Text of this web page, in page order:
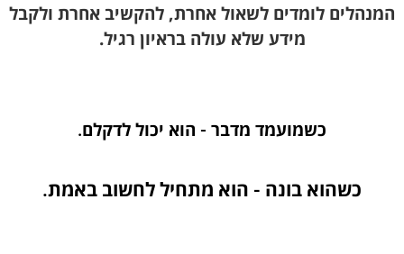
המנהלים לומדים לשאול אחרת, להקשיב אחרת ולקבל
מידע שלא עולה בראיון רגיל.
כשמועמד מדבר - הוא יכול לדקלם.
כשהוא בונה - הוא מתחיל לחשוב באמת.